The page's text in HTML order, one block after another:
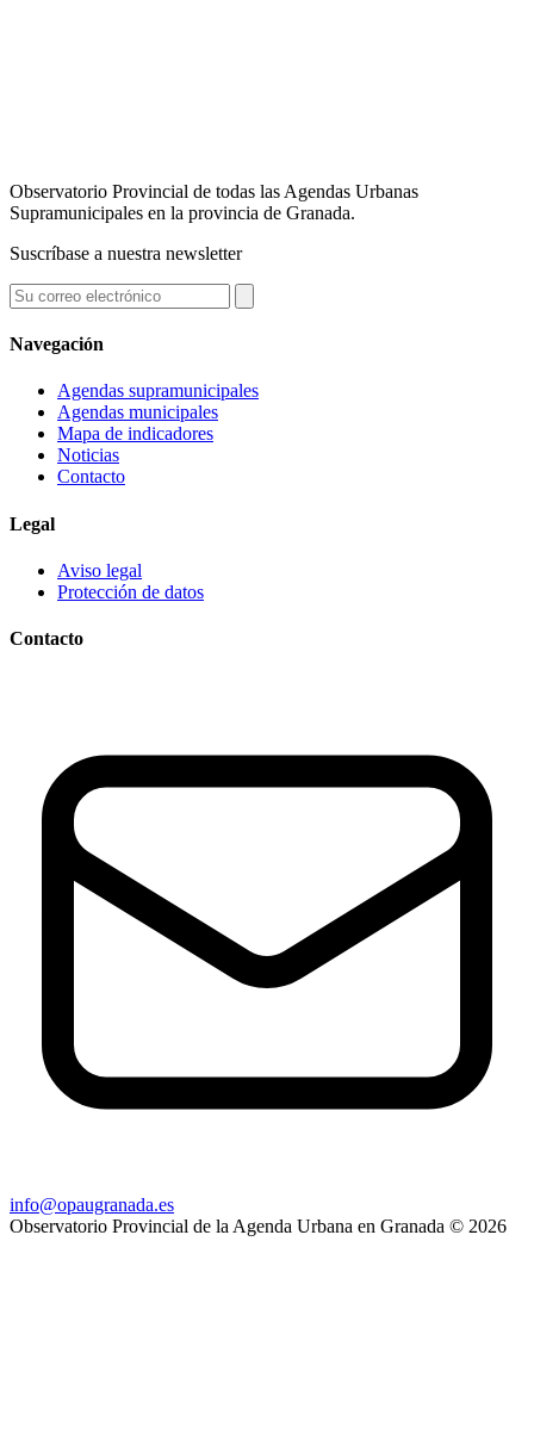
Observatorio Provincial de todas las Agendas Urbanas
Supramunicipales en la provincia de Granada.
Suscríbase a nuestra newsletter
Navegación
Agendas supramunicipales
Agendas municipales
Mapa de indicadores
Noticias
Contacto
Legal
Aviso legal
Protección de datos
Contacto
info@opaugranada.es
Observatorio Provincial de la Agenda Urbana en Granada © 2026